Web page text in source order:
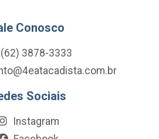
Conosco
(62) 3878-3333
Sociais
Instagram